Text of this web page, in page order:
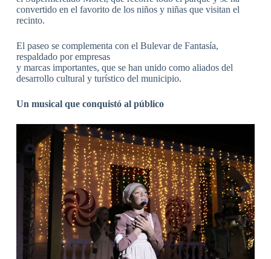
convertido en el favorito de los niños y niñas que visitan el
recinto.
El paseo se complementa con el Bulevar de Fantasía,
respaldado por empresas
y marcas importantes, que se han unido como aliados del
desarrollo cultural y turístico del municipio.
Un musical que conquistó al público